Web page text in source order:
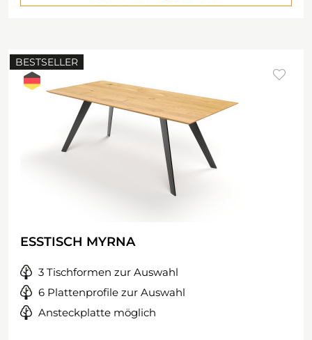
BESTSELLER
ESSTISCH MYRNA
3 Tischformen zur Auswahl
6 Plattenprofile zur Auswahl
Ansteckplatte möglich